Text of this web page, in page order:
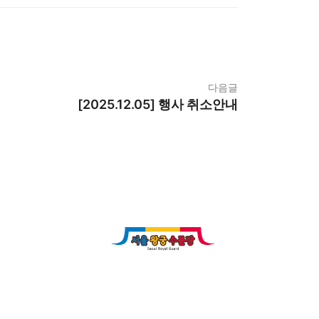
다음글
[2025.12.05] 행사 취소안내